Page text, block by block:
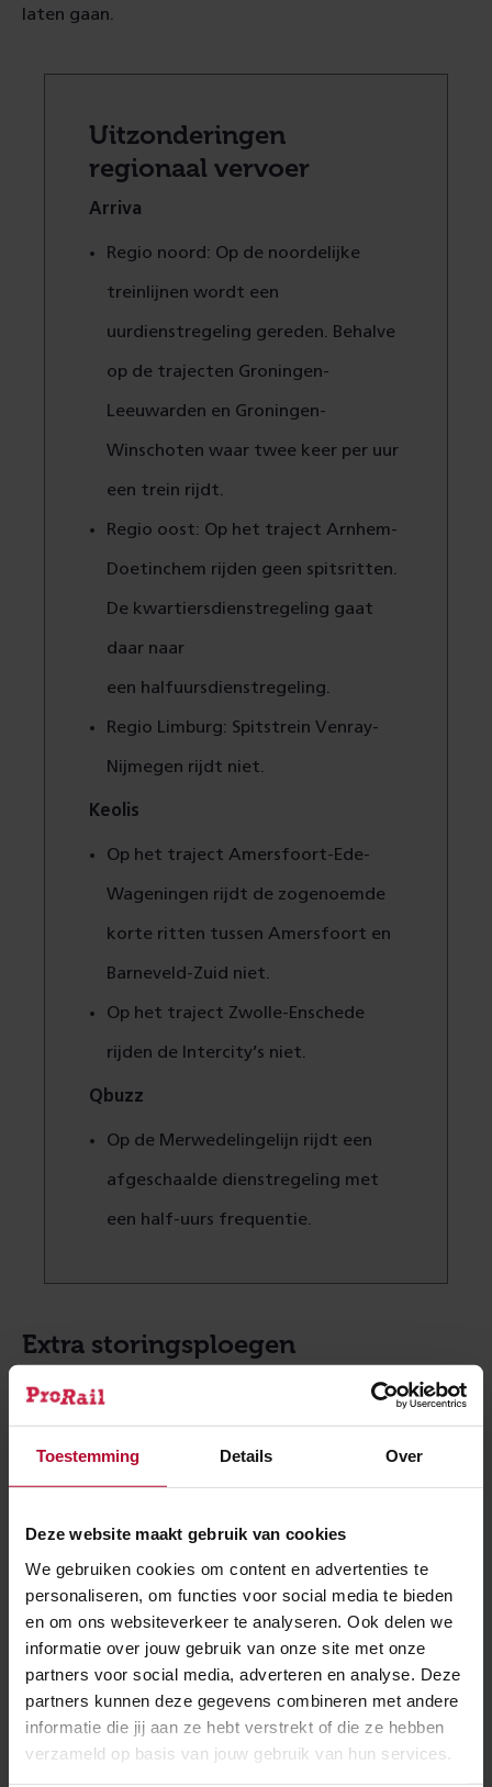
Toestemming Details Over
Deze website maakt gebruik van cookies
We gebruiken cookies om content en advertenties te
personaliseren, om functies voor social media te bieden
en om ons websiteverkeer te analyseren. Ook delen we
informatie over jouw gebruik van onze site met onze
partners voor social media, adverteren en analyse. Deze
partners kunnen deze gegevens combineren met andere
informatie die jij aan ze hebt verstrekt of die ze hebben
verzameld op basis van jouw gebruik van hun services.
laten gaan.
Uitzonderingen
regionaal vervoer
Arriva
Regio noord: Op de noordelijke
treinlijnen wordt een
uurdienstregeling gereden. Behalve
op de trajecten Groningen-
Leeuwarden en Groningen-
Winschoten waar twee keer per uur
een trein rijdt.
Regio oost: Op het traject Arnhem-
Doetinchem rijden geen spitsritten.
De kwartiersdienstregeling gaat
daar naar
een halfuursdienstregeling.
Regio Limburg: Spitstrein Venray-
Nijmegen rijdt niet.
Keolis
Op het traject Amersfoort-Ede-
Wageningen rijdt de zogenoemde
korte ritten tussen Amersfoort en
Barneveld-Zuid niet.
Op het traject Zwolle-Enschede
rijden de Intercity’s niet.
Qbuzz
Op de Merwedelingelijn rijdt een
afgeschaalde dienstregeling met
een half-uurs frequentie.
Extra storingsploegen
Bij ProRail staan extra storingsploegen klaar. Toch kan
zorgen voor treinreizigers en verladers. Denk daarbij
bent.
Daarom raden we reizigers aan om vlak voor vertrek
de reisplanner te raadplegen of meldingen aan te
zetten in de reis-app. Houd, vooral tijdens de spits,
rekening met langere reistijden en drukte. Ons advies
is dan ook om goed voorbereid op reis te gaan.